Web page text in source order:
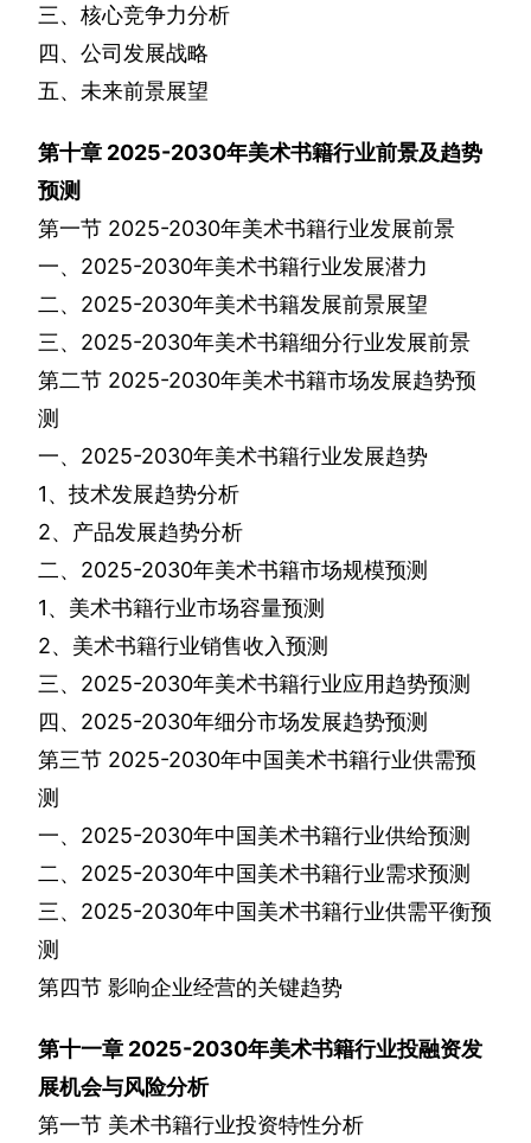
三、核心竞争力分析
四、公司发展战略
五、未来前景展望
第十章 2025-2030年美术书籍行业前景及趋势
预测
第一节 2025-2030年美术书籍行业发展前景
一、 2025-2030年美术书籍行业发展潜力
二、 2025-2030年美术书籍发展前景展望
三、 2025-2030年美术书籍细分行业发展前景
第二节 2025-2030年美术书籍市场发展趋势预
测
一、 2025-2030年美术书籍行业发展趋势
1、技术发展趋势分析
2、产品发展趋势分析
二、 2025-2030年美术书籍市场规模预测
1、美术书籍行业市场容量预测
2、美术书籍行业销售收入预测
三、 2025-2030年美术书籍行业应用趋势预测
四、 2025-2030年细分市场发展趋势预测
第三节 2025-2030年中国美术书籍行业供需预
测
一、 2025-2030年中国美术书籍行业供给预测
二、 2025-2030年中国美术书籍行业需求预测
三、 2025-2030年中国美术书籍行业供需平衡预
测
第四节 影响企业经营的关键趋势
第十一章 2025-2030年美术书籍行业投融资发
展机会与风险分析
第一节 美术书籍行业投资特性分析